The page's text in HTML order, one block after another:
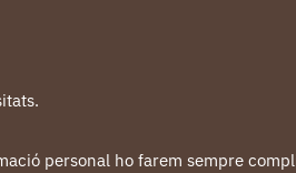
personal ho farem sempre